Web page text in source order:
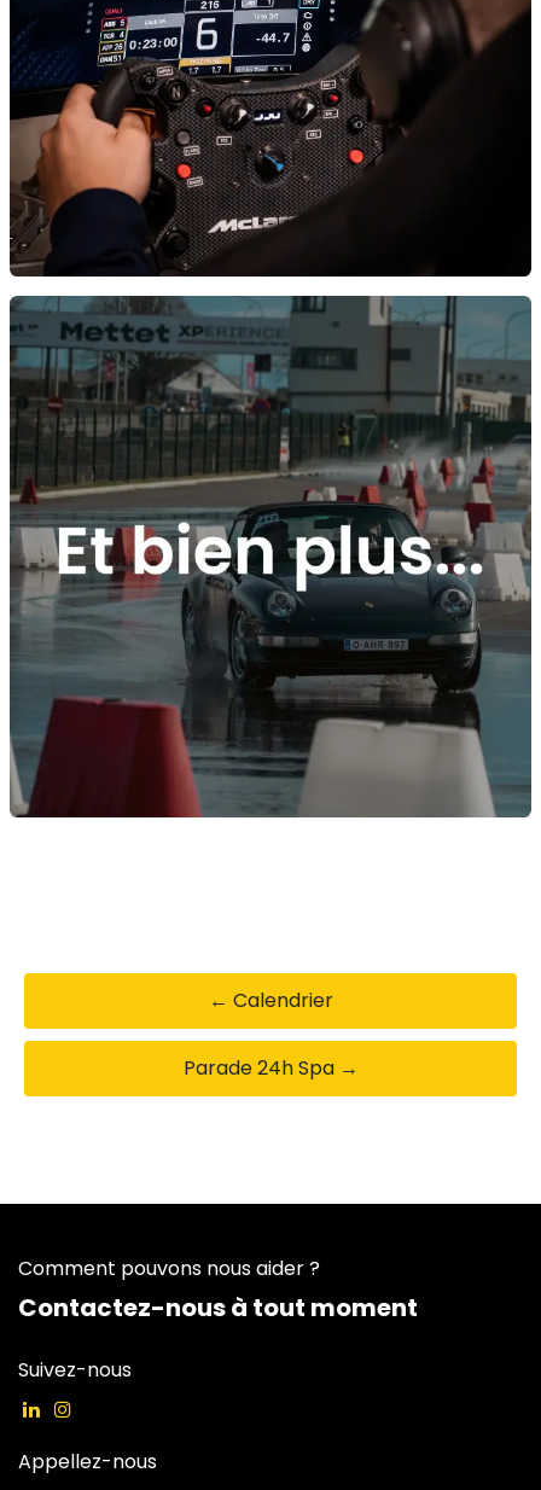
← Calendrier
Parade 24h Spa →
Comment pouvons nous aider ?
Contactez-nous à tout moment
Suivez-nous
Appellez-nous